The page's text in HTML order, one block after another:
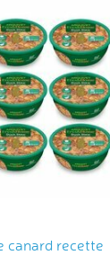
canard recette